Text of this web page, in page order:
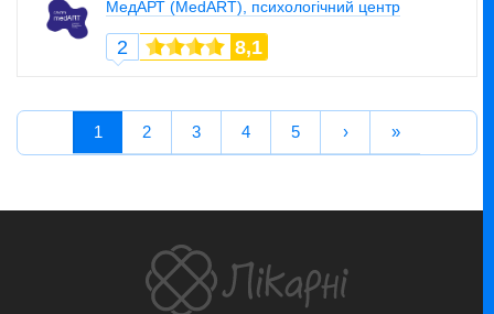
МедАРТ (MedART), психологічний центр
2 8,1
1 2 3 4 5 › »